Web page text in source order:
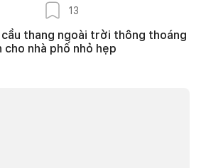
13
thang ngoài trời thông thoáng
nhà phố nhỏ hẹp